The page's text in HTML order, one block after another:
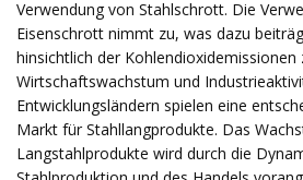
Verwendung von Stahlschrott. Die
Eisenschrott nimmt zu, was dazu
hinsichtlich der Kohlendioxidemissionen
Wirtschaftswachstum und
Entwicklungsländern spielen eine
Markt für Stahllangprodukte. Das
Langstahlprodukte wird durch die